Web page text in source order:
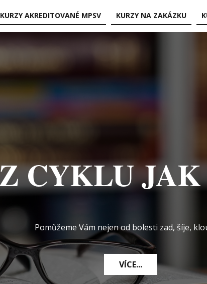
KURZY AKREDITOVANÉ MPSV KURZY NA ZAKÁZKU
NA
akreditované sociálně zdravotní přímo na míru
VÍCE...